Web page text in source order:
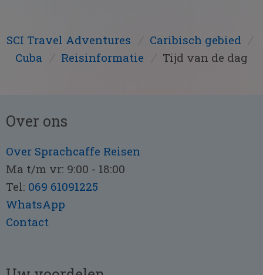
SCI Travel Adventures Caribisch gebied /
Cuba
Reisinformatie Tijd van de dag
Over ons
Over Sprachcaffe Reisen
Ma t/m vr: 9:00 - 18:00
Tel: 069 61091225
WhatsApp
Contact